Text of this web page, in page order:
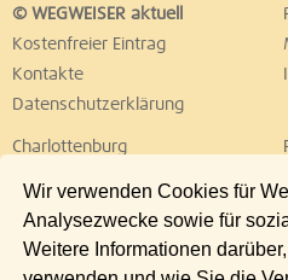
Wir verwenden Cookies für
Analysezwecke sowie für
Weitere Informationen
© WEGWEISER aktuell
Kostenfreier Eintrag
Kontakte
Datenschutzerklärung
Charlottenburg
Lichtenberg